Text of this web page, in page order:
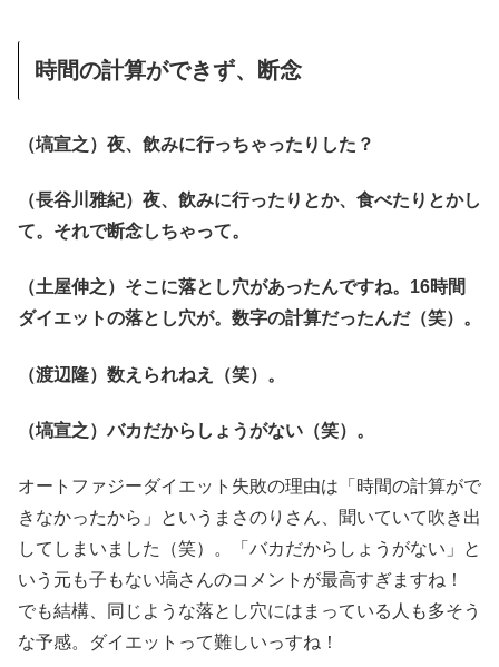
時間の計算ができず、断念
（塙宣之）夜、飲みに行っちゃったりした？
（長谷川雅紀）夜、飲みに行ったりとか、食べたりとかし
て。それで断念しちゃって。
（土屋伸之）そこに落とし穴があったんですね。16時間
ダイエットの落とし穴が。数字の計算だったんだ（笑）。
（渡辺隆）数えられねえ（笑）。
（塙宣之）バカだからしょうがない（笑）。
オートファジーダイエット失敗の理由は「時間の計算がで
きなかったから」というまさのりさん、聞いていて吹き出
してしまいました（笑）。「バカだからしょうがない」と
いう元も子もない塙さんのコメントが最高すぎますね！
でも結構、同じような落とし穴にはまっている人も多そう
な予感。ダイエットって難しいっすね！